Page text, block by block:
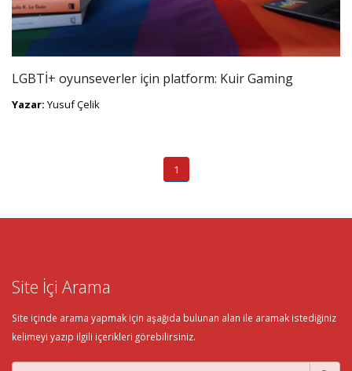
LGBTİ+ oyunseverler için platform: Kuir Gaming
Yazar: Yusuf Çelik
1
Site İçi Arama
Site içinde arama yapmak için aşağıda bulunan alan ile aramak istediğiniz
kelimeyi yazıp ilgili içerikleri görebilirsiniz.